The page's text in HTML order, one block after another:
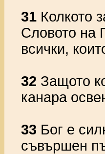
31 Колкото
Словото на
всички,
32 Защото
канара
33 Бог е
съвършен